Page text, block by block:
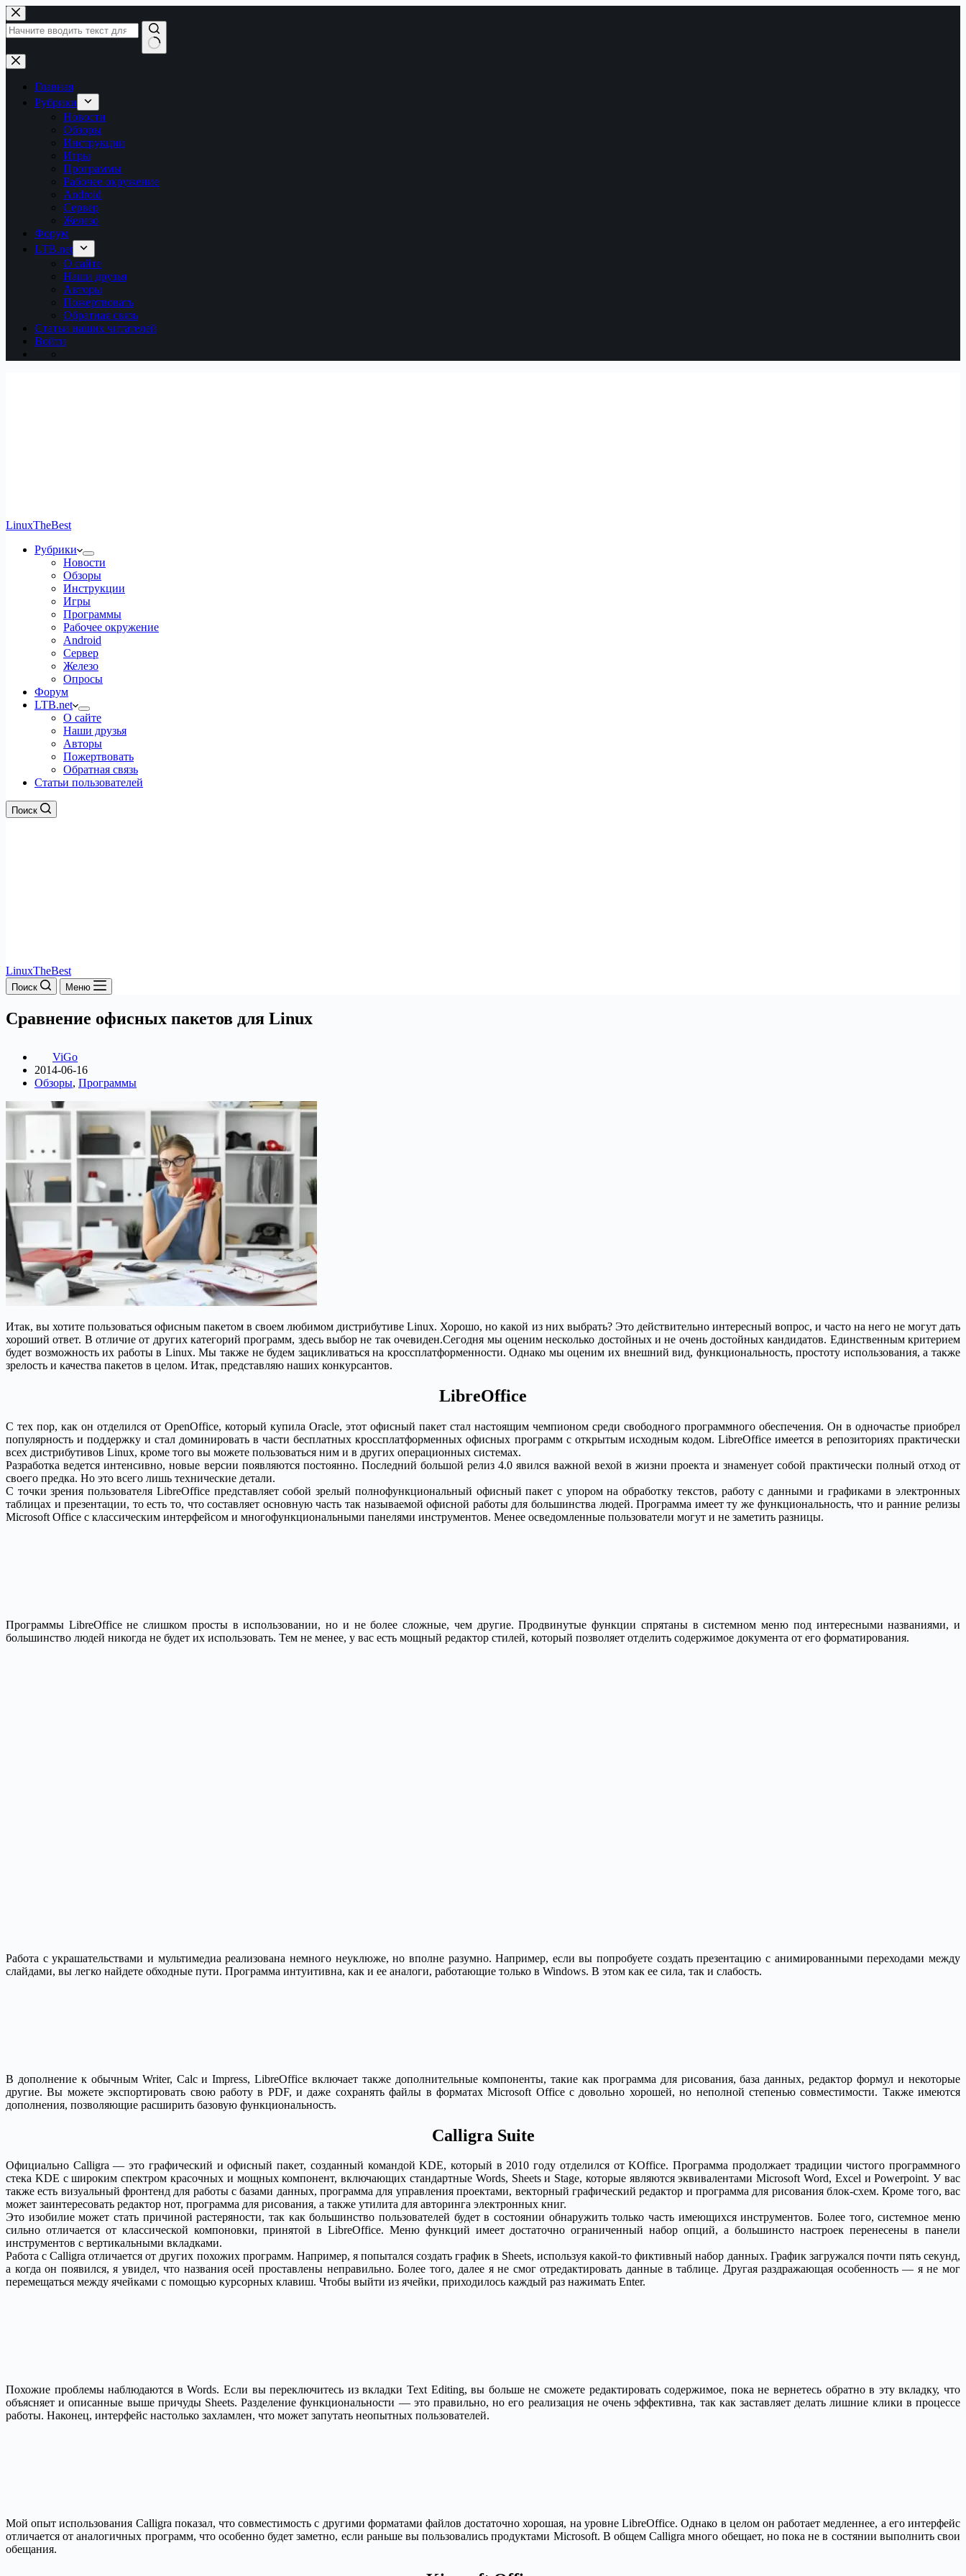
Перейти
к
сути
Ничего
не
найденоГлавная
Рубрики
Новости
Обзоры
Инструкции
Игры
Программы
Рабочее окружение
Android
Сервер
Железо
Форум
LTB.net
О сайте
Наши друзья
Авторы
Пожертвовать
Обратная связь
Статьи наших читателей
Войти
LinuxTheBest
Рубрики
Новости
Обзоры
Инструкции
Игры
Программы
Рабочее окружение
Android
Сервер
Железо
Опросы
Форум
LTB.net
О сайте
Наши друзья
Авторы
Пожертвовать
Обратная связь
Статьи пользователей
Поиск
LinuxTheBest
Поиск Меню
Сравнение офисных пакетов для Linux
ViGo
2014-06-16
Обзоры, Программы
Итак, вы хотите пользоваться офисным пакетом в своем любимом дистрибутиве Linux. Хорошо, но какой из них выбрать? Это действительно интересный вопрос, и часто на него не могут дать
хороший ответ. В отличие от других категорий программ, здесь выбор не так очевиден.Сегодня мы оценим несколько достойных и не очень достойных кандидатов. Единственным критерием
будет возможность их работы в Linux. Мы также не будем зацикливаться на кроссплатформенности. Однако мы оценим их внешний вид, функциональность, простоту использования, а также
зрелость и качества пакетов в целом. Итак, представляю наших конкурсантов.
LibreOffice
С тех пор, как он отделился от OpenOffice, который купила Oracle, этот офисный пакет стал настоящим чемпионом среди свободного программного обеспечения. Он в одночастье приобрел
популярность и поддержку и стал доминировать в части бесплатных кроссплатформенных офисных программ с открытым исходным кодом. LibreOffice имеется в репозиториях практически
всех дистрибутивов Linux, кроме того вы можете пользоваться ним и в других операционных системах.
Разработка ведется интенсивно, новые версии появляются постоянно. Последний большой релиз 4.0 явился важной вехой в жизни проекта и знаменует собой практически полный отход от
своего предка. Но это всего лишь технические детали.
С точки зрения пользователя LibreOffice представляет собой зрелый полнофункциональный офисный пакет с упором на обработку текстов, работу с данными и графиками в электронных
таблицах и презентации, то есть то, что составляет основную часть так называемой офисной работы для большинства людей. Программа имеет ту же функциональность, что и ранние релизы
Microsoft Office с классическим интерфейсом и многофункциональными панелями инструментов. Менее осведомленные пользователи могут и не заметить разницы.
Программы LibreOffice не слишком просты в использовании, но и не более сложные, чем другие. Продвинутые функции спрятаны в системном меню под интересными названиями, и
большинство людей никогда не будет их использовать. Тем не менее, у вас есть мощный редактор стилей, который позволяет отделить содержимое документа от его форматирования.
Работа с украшательствами и мультимедиа реализована немного неуклюже, но вполне разумно. Например, если вы попробуете создать презентацию с анимированными переходами между
слайдами, вы легко найдете обходные пути. Программа интуитивна, как и ее аналоги, работающие только в Windows. В этом как ее сила, так и слабость.
В дополнение к обычным Writer, Calc и Impress, LibreOffice включает также дополнительные компоненты, такие как программа для рисования, база данных, редактор формул и некоторые
другие. Вы можете экспортировать свою работу в PDF, и даже сохранять файлы в форматах Microsoft Office с довольно хорошей, но неполной степенью совместимости. Также имеются
дополнения, позволяющие расширить базовую функциональность.
Calligra Suite
Официально Calligra — это графический и офисный пакет, созданный командой KDE, который в 2010 году отделился от KOffice. Программа продолжает традиции чистого программного
стека KDE с широким спектром красочных и мощных компонент, включающих стандартные Words, Sheets и Stage, которые являются эквивалентами Microsoft Word, Excel и Powerpoint. У вас
также есть визуальный фронтенд для работы с базами данных, программа для управления проектами, векторный графический редактор и программа для рисования блок-схем. Кроме того, вас
может заинтересовать редактор нот, программа для рисования, а также утилита для авторинга электронных книг.
Это изобилие может стать причиной растеряности, так как большинство пользователей будет в состоянии обнаружить только часть имеющихся инструментов. Более того, системное меню
сильно отличается от классической компоновки, принятой в LibreOffice. Меню функций имеет достаточно ограниченный набор опций, а большинсто настроек перенесены в панели
инструментов с вертикальными вкладками.
Работа с Calligra отличается от других похожих программ. Например, я попытался создать график в Sheets, используя какой-то фиктивный набор данных. График загружался почти пять секунд,
а когда он появился, я увидел, что названия осей проставлены неправильно. Более того, далее я не смог отредактировать данные в таблице. Другая раздражающая особенность — я не мог
перемещаться между ячейками с помощью курсорных клавиш. Чтобы выйти из ячейки, приходилось каждый раз нажимать Enter.
Похожие проблемы наблюдаются в Words. Если вы переключитесь из вкладки Text Editing, вы больше не сможете редактировать содержимое, пока не вернетесь обратно в эту вкладку, что
объясняет и описанные выше причуды Sheets. Разделение функциональности — это правильно, но его реализация не очень эффективна, так как заставляет делать лишние клики в процессе
работы. Наконец, интерфейс настолько захламлен, что может запутать неопытных пользователей.
Мой опыт использования Calligra показал, что совместимость с другими форматами файлов достаточно хорошая, на уровне LibreOffice. Однако в целом он работает медленнее, а его интерфейс
отличается от аналогичных программ, что особенно будет заметно, если раньше вы пользовались продуктами Microsoft. В общем Calligra много обещает, но пока не в состянии выполнить свои
обещания.